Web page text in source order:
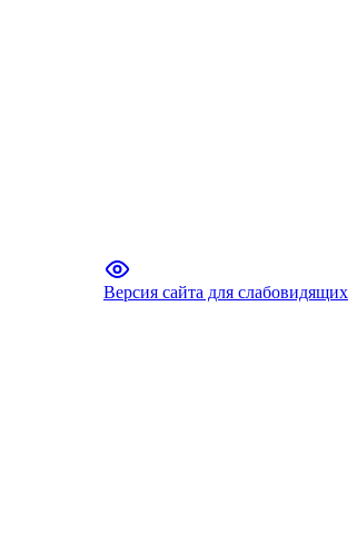
Версия сайта для слабовидящих